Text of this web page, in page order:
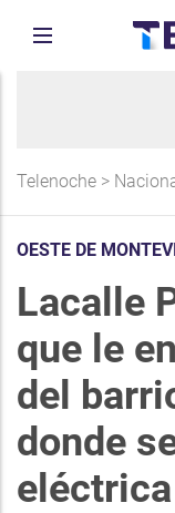
Telenoche >
OESTE DE
Lacalle
que le
del
donde
eléctrica